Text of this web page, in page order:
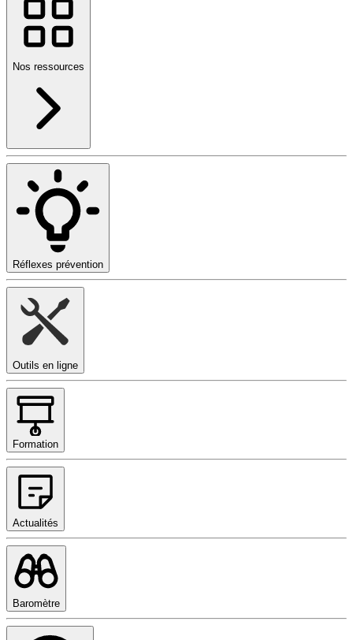
Nos ressources
Réflexes prévention
Outils en ligne
Formation
Actualités
Baromètre